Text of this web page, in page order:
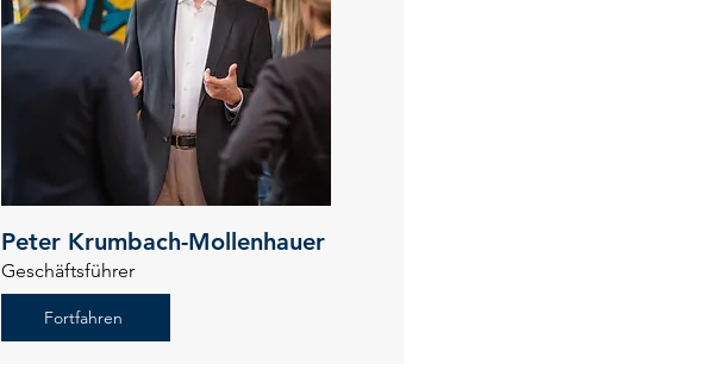
Peter Krumbach-Mollenhauer
Geschäftsführer
Fortfahren